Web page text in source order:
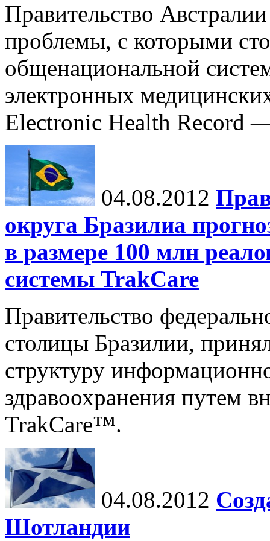
Правительство
проблемы, с которыми
общенациональной
электронных
Electronic Health Record
04.08.2012
округа Бразилиа
в размере 100 млн
системы TrakCare
Правительство
столицы Бразилии,
структуру
здравоохранения путем
TrakCare™.
04.08.2012
Шотландии